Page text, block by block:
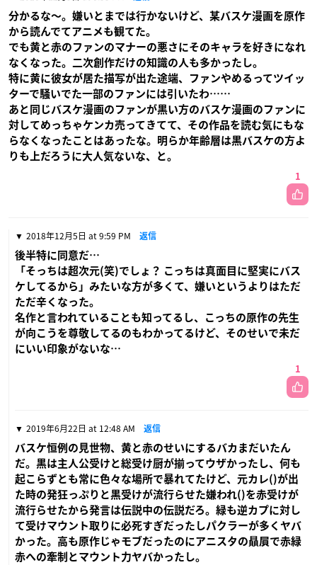
分かるな〜。嫌いとまでは行かないけど、某バスケ漫画を原作
から読んでてアニメも観てた。
でも黄と赤のファンのマナーの悪さにそのキャラを好きになれ
なくなった。二次創作だけの知識の人も多かったし。
特に黄に彼女が居た描写が出た途端、ファンやめるってツイッ
ターで騒いでた一部のファンには引いたわ……
あと同じバスケ漫画のファンが黒い方のバスケ漫画のファンに
対してめっちゃケンカ売ってきてて、その作品を読む気にもな
らなくなったことはあったな。明らか年齢層は黒バスケの方よ
りも上だろうに大人気ないな、と。
1
2018年12月5日 at 9:59 PM 返信
後半特に同意だ…
「そっちは超次元(笑)でしょ？ こっちは真面目に堅実にバス
ケしてるから」みたいな方が多くて、嫌いというよりはただ
ただ辛くなった。
名作と言われていることも知ってるし、こっちの原作の先生
が向こうを尊敬してるのもわかってるけど、そのせいで未だ
にいい印象がないな…
1
2019年6月22日 at 12:48 AM 返信
バスケ恒例の見世物、黄と赤のせいにするバカまだいたん
だ。黒は主人公受けと総受け厨が揃ってウザかったし、何も
起こらずとも常に色々な場所で暴れてたけど、元カレ()が出
た時の発狂っぷりと黒受けが流行らせた嫌われ()を赤受けが
流行らせたから発言は伝説中の伝説だろ。緑も逆カプに対し
て受けマウント取りに必死すぎだったしパクラーが多くヤバ
かった。高も原作じゃモブだったのにアニスタの贔屓で赤緑
赤への牽制とマウント力ヤバかったし。